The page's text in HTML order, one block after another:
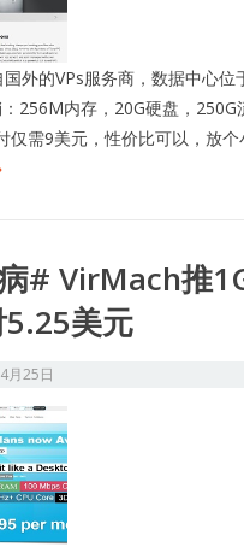
外的VPs服务商，数据中心位
256M内存，20G硬盘，250G
仅需9美元，性价比可以，放
# VirMach推
5.25美元
月25日